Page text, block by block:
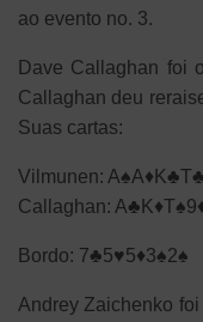
ao evento no. 3.
Dave Callaghan foi
Callaghan deu
Suas cartas:
Vilmunen: A♠A♦K♣T♣
Callaghan:
Bordo: 7♣5♥5♦3♠2♠
Andrey Zaichenko